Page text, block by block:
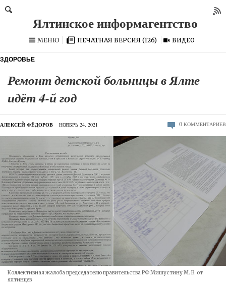
МЕНЮ ПЕЧАТНАЯ ВЕРСИЯ (126) ВИДЕО
ЗДОРОВЬЕ
Ремонт детской больницы в Ялте
идёт 4-й год
АЛЕКСЕЙ ФЁДОРОВ НОЯБРЬ 24, 2021 0 КОММЕНТАРИЕВ
Коллективная жалоба председателю правительства РФ Мишустину М. В. от
ялтинцев